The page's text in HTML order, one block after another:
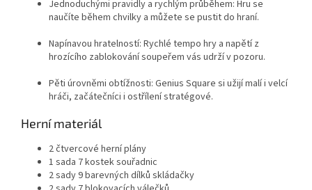
Jednoduchými pravidly a rychlým průběhem: Hru se
naučíte během chvilky a můžete se pustit do hraní.
Napínavou hratelností: Rychlé tempo hry a napětí z
hrozícího zablokování soupeřem vás udrží v pozoru.
Pěti úrovněmi obtížnosti: Genius Square si užijí malí i velcí
hráči, začátečníci i ostřílení stratégové.
Herní materiál
2 čtvercové herní plány
1 sada 7 kostek souřadnic
2 sady 9 barevných dílků skládačky